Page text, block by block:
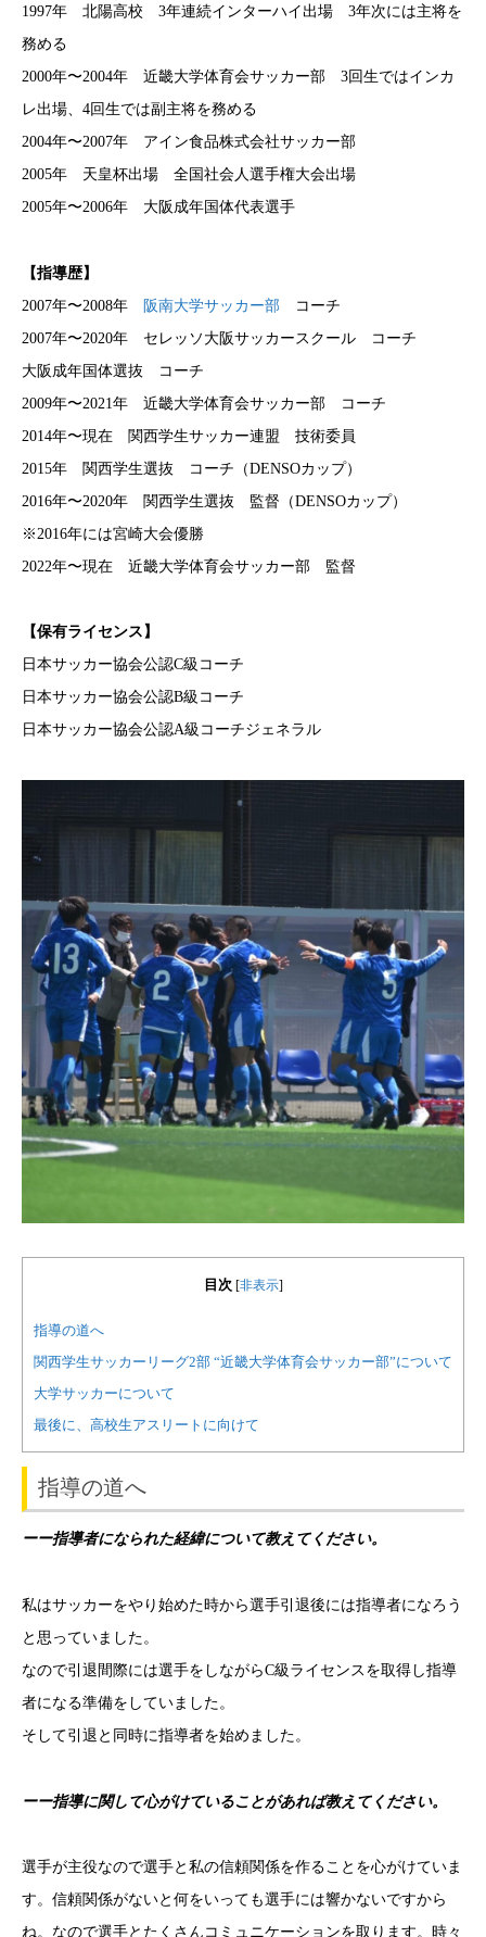
1997年 北陽高校 3年連続インターハイ出場 3年次には主将を
務める
2000年〜2004年 近畿大学体育会サッカー部 3回生ではインカ
レ出場、4回生では副主将を務める
2004年〜2007年 アイン食品株式会社サッカー部
2005年 天皇杯出場 全国社会人選手権大会出場
2005年〜2006年 大阪成年国体代表選手
【指導歴】
2007年〜2008年
阪南大学サッカー部 コーチ
2007年〜2020年 セレッソ大阪サッカースクール コーチ
大阪成年国体選抜 コーチ
2009年〜2021年 近畿大学体育会サッカー部 コーチ
2014年〜現在 関西学生サッカー連盟 技術委員
2015年 関西学生選抜 コーチ（DENSOカップ）
2016年〜2020年 関西学生選抜 監督（DENSOカップ）
※2016年には宮崎大会優勝
2022年〜現在 近畿大学体育会サッカー部 監督
【保有ライセンス】
日本サッカー協会公認C級コーチ
日本サッカー協会公認B級コーチ
日本サッカー協会公認A級コーチジェネラル
目次 [非表示]
指導の道へ
関西学生サッカーリーグ2部 “近畿大学体育会サッカー部”について
大学サッカーについて
最後に、高校生アスリートに向けて
指導の道へ
ーー指導者になられた経緯について教えてください。
私はサッカーをやり始めた時から選手引退後には指導者になろう
と思っていました。
なので引退間際には選手をしながらC級ライセンスを取得し指導
者になる準備をしていました。
そして引退と同時に指導者を始めました。
ーー指導に関して心がけていることがあれば教えてください。
選手が主役なので選手と私の信頼関係を作ることを心がけていま
す。 信頼関係がないと何をいっても選手には響かないですから
ね。 なので選手とたくさんコミュニケーションを取ります。 時々